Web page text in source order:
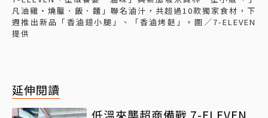
凡油雞‧燒臘．飯．麵」聯名滷汁，共超過10款獨家食材，下
週推出新品「香滷翅小腿」、「香滷烤麩」。圖／7-ELEVEN
提供
延伸閱讀
低溫來襲超商備戰 7-ELEVEN